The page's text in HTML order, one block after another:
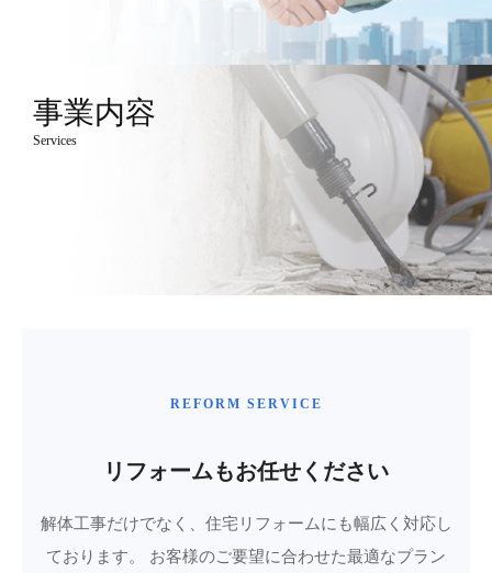
事業内容
Services
REFORM SERVICE
リフォームもお任せください
解体工事だけでなく、住宅リフォームにも幅広く対応し
ております。
お客様のご要望に合わせた最適なプラン